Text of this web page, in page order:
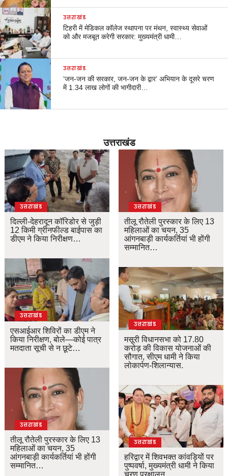
उत्तराखंड
टिहरी में मेडिकल कॉलेज स्थापना पर मंथन, स्वास्थ्य सेवाओं
को और मजबूत करेगी सरकार: मुख्यमंत्री धामी…
उत्तराखंड
‘जन-जन की सरकार, जन-जन के द्वार’ अभियान के दूसरे चरण
में 1.34 लाख लोगों की भागीदारी…
उत्तराखंड
उत्तराखंड
दिल्ली-देहरादून कॉरिडोर से जुड़ी
12 किमी ग्रीनफील्ड बाईपास का
डीएम ने किया निरीक्षण…
उत्तराखंड
एसआईआर शिविरों का डीएम ने
किया निरीक्षण, बोले—कोई पात्र
मतदाता सूची से न छूटे…
उत्तराखंड
तीलू रौतेली पुरस्कार के लिए 13
महिलाओं का चयन, 35
आंगनबाड़ी कार्यकर्तियां भी होंगी
सम्मानित…
उत्तराखंड
तीलू रौतेली पुरस्कार के लिए 13
महिलाओं का चयन, 35
आंगनबाड़ी कार्यकर्तियां भी होंगी
सम्मानित…
उत्तराखंड
मसूरी विधानसभा को 17.80
करोड़ की विकास योजनाओं की
सौगात, सीएम धामी ने किया
लोकार्पण-शिलान्यास.
उत्तराखंड
हरिद्वार में शिवभक्त कांवड़ियों पर
पुष्पवर्षा, मुख्यमंत्री धामी ने किया